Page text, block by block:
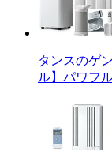
タンスのゲ
ル】パワフ